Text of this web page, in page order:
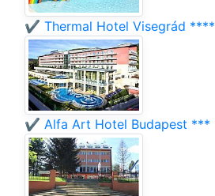
✔️ Thermal Hotel Visegrád ****
✔️ Alfa Art Hotel Budapest ***